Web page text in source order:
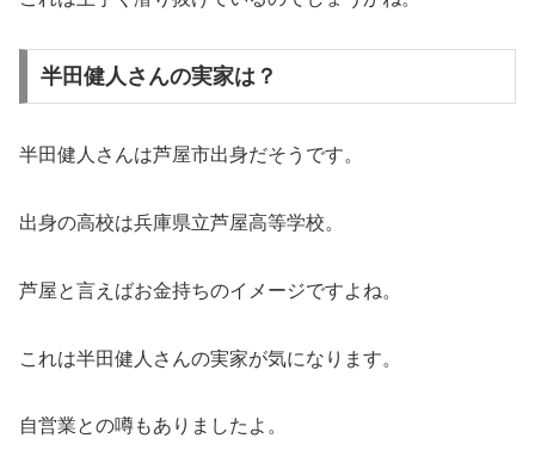
半田健人さんの実家は？
半田健人さんは芦屋市出身だそうです。
出身の高校は兵庫県立芦屋高等学校。
芦屋と言えばお金持ちのイメージですよね。
これは半田健人さんの実家が気になります。
自営業との噂もありましたよ。